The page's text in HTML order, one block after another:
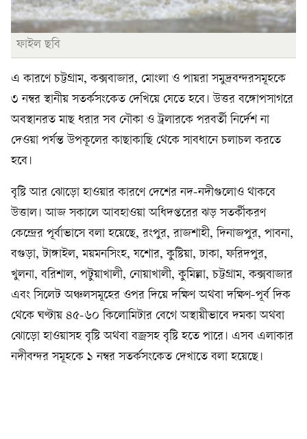
ফাইল ছবি
এ কারণে চট্টগ্রাম, কক্সবাজার, মোংলা ও পায়রা সমুদ্রবন্দরসমূহকে
৩ নম্বর স্থানীয় সতর্কসংকেত দেখিয়ে যেতে হবে। উত্তর বঙ্গোপসাগরে
অবস্থানরত মাছ ধরার সব নৌকা ও ট্রলারকে পরবর্তী নির্দেশ না
দেওয়া পর্যন্ত উপকূলের কাছাকাছি থেকে সাবধানে চলাচল করতে
হবে।
বৃষ্টি আর ঝোড়ো হাওয়ার কারণে দেশের নদ-নদীগুলোও থাকবে
উত্তাল। আজ সকালে আবহাওয়া অধিদপ্তরের ঝড় সতর্কীকরণ
কেন্দ্রের পূর্বাভাসে বলা হয়েছে, রংপুর, রাজশাহী, দিনাজপুর, পাবনা,
বগুড়া, টাঙ্গাইল, ময়মনসিংহ, যশোর, কুষ্টিয়া, ঢাকা, ফরিদপুর,
খুলনা, বরিশাল, পটুয়াখালী, নোয়াখালী, কুমিল্লা, চট্টগ্রাম, কক্সবাজার
এবং সিলেট অঞ্চলসমূহের ওপর দিয়ে দক্ষিণ অথবা দক্ষিণ-পূর্ব দিক
থেকে ঘণ্টায় ৪৫-৬০ কিলোমিটার বেগে অস্থায়ীভাবে দমকা অথবা
ঝোড়ো হাওয়াসহ বৃষ্টি অথবা বজ্রসহ বৃষ্টি হতে পারে। এসব এলাকার
নদীবন্দর সমূহকে ১ নম্বর সতর্কসংকেত দেখাতে বলা হয়েছে।